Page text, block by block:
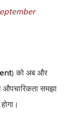
) को अब और
औपचारिकता समझा